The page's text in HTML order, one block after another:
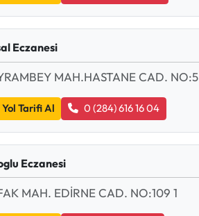
Eczanesi
MAH.HASTANE CAD. NO:5
Yol Tarifi Al 0 (284) 616 16 04
Eczanesi
MAH. EDİRNE CAD. NO:109 1